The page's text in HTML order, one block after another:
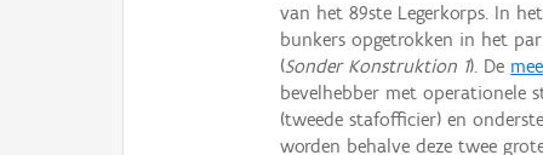
van het 89ste Legerkorps. In
bunkers opgetrokken in het
(Sonder Konstruktion 1). De
bevelhebber met operationele
(tweede stafofficier) en
worden behalve deze twee